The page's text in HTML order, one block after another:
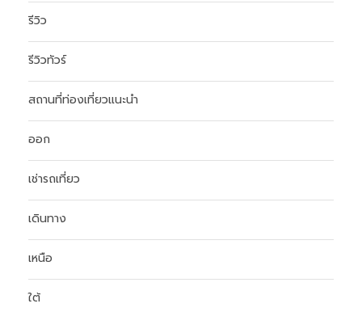
รีวิว
รีวิวทัวร์
สถานที่ท่องเที่ยวแนะนำ
ออก
เช่ารถเที่ยว
เดินทาง
เหนือ
ใต้